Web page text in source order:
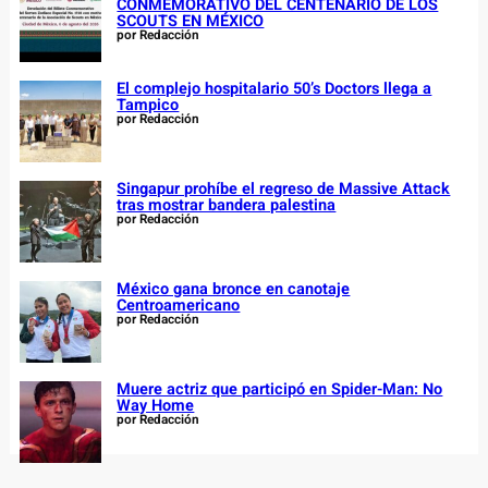
SCOUTS EN MÉXICO
por Redacción
El complejo hospitalario 50’s Doctors llega a
Tampico
por Redacción
Singapur prohíbe el regreso de Massive Attack
tras mostrar bandera palestina
por Redacción
México gana bronce en canotaje
Centroamericano
por Redacción
Muere actriz que participó en Spider-Man: No
Way Home
por Redacción